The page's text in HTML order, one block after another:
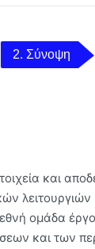
2. Σύνοψη
και
ομάδα
και των